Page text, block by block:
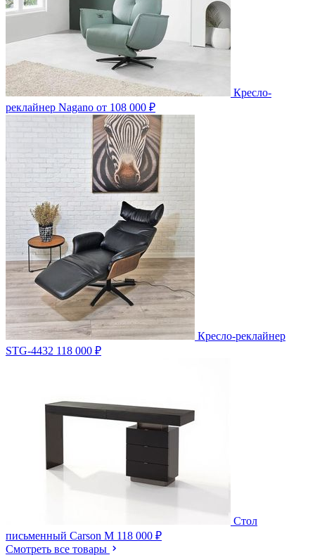
Кресло-
реклайнер Nagano от 108 000 ₽
Кресло-реклайнер
STG-4432 118 000 ₽
Стол
письменный Carson M 118 000 ₽
Смотреть все товары